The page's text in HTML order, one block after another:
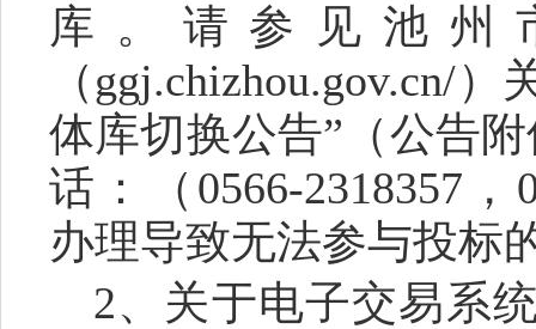
库。请参见池州
（ggj.chizhou.gov.cn/
体库切换公告”（公告
话：
（ 0566-2318357
办理导致无法参与投标
2、关于电子交易系